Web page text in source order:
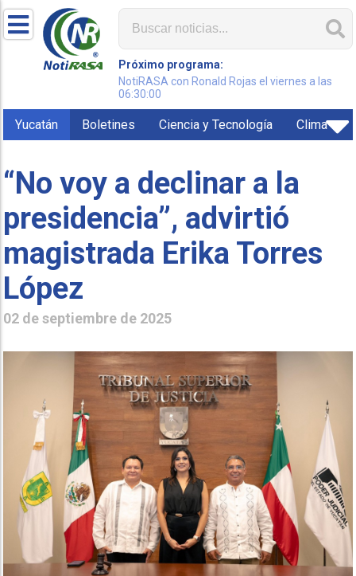
Próximo programa:
NotiRASA con Ronald Rojas el viernes a las
06:30:00
Yucatán Boletines Ciencia y Tecnología Clima
“No voy a declinar a la
presidencia”, advirtió
magistrada Erika Torres
López
02 de septiembre de 2025